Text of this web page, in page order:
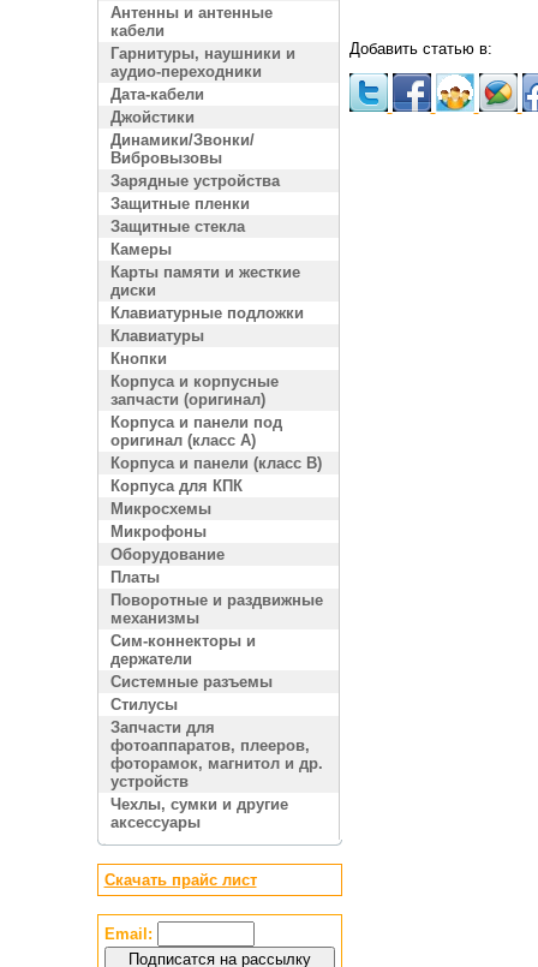
Антенны и антенные
кабели
Гарнитуры, наушники и
аудио-переходники
Дата-кабели
Джойстики
Динамики/Звонки/
Вибровызовы
Зарядные устройства
Защитные пленки
Защитные стекла
Камеры
Карты памяти и жесткие
диски
Клавиатурные подложки
Клавиатуры
Кнопки
Корпуса и корпусные
запчасти (оригинал)
Корпуса и панели под
оригинал (класс A)
Корпуса и панели (класс B)
Корпуса для КПК
Микросхемы
Микрофоны
Оборудование
Платы
Поворотные и раздвижные
механизмы
Сим-коннекторы и
держатели
Системные разъемы
Стилусы
Запчасти для
фотоаппаратов, плееров,
фоторамок, магнитол и др.
устройств
Чехлы, сумки и другие
аксессуары
Скачать прайс лист
Email:
Добавить статью в: